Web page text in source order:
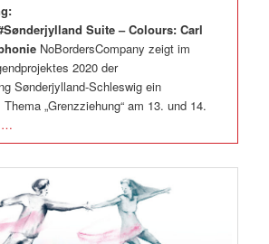
Suite – Colours: Carl
NoBordersCompany zeigt im
2020 der
Sønderjylland-Schleswig ein
„Grenzziehung“ am 13. und 14.
…